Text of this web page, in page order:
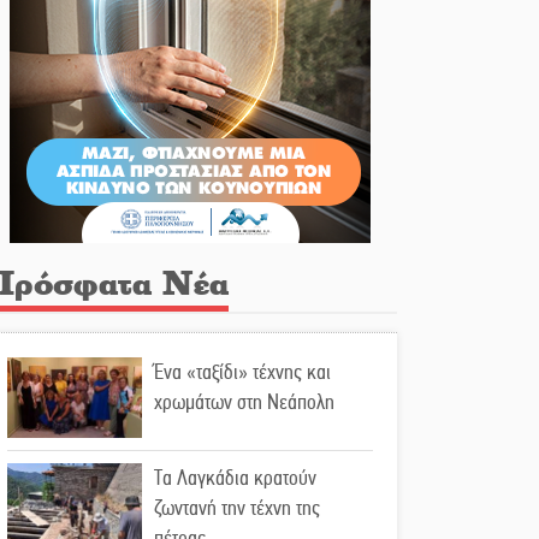
Νέα
Ένα «ταξίδι» τέχνης και
χρωμάτων στη Νεάπολη
Τα Λαγκάδια κρατούν
ζωντανή την τέχνη της